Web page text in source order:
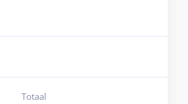
Totaal